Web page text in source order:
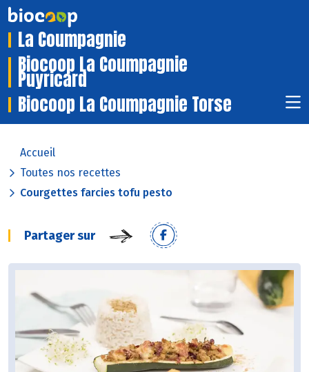
La Coumpagnie
Biocoop La Coumpagnie
Puyricard
Biocoop La Coumpagnie Torse
Accueil
Toutes nos recettes
Courgettes farcies tofu pesto
Partager sur